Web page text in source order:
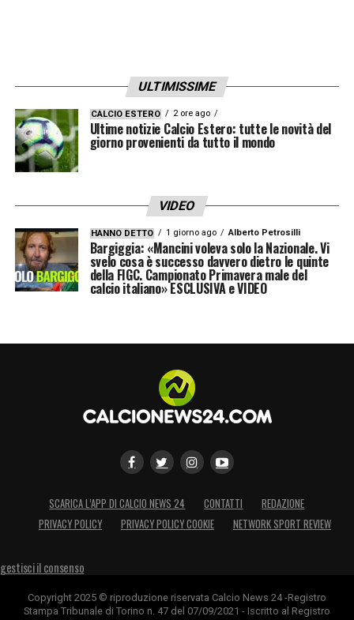
ULTIMISSIME
CALCIO ESTERO 2 ore ago
Ultime notizie Calcio Estero: tutte le novità del
giorno provenienti da tutto il mondo
VIDEO
HANNO DETTO 1 giorno ago Alberto Petrosilli
Bargiggia: «Mancini voleva solo la Nazionale. Vi
svelo cosa è successo davvero dietro le quinte
della FIGC. Campionato Primavera male del
calcio italiano» ESCLUSIVA e VIDEO
SCARICA L’APP DI CALCIO NEWS 24 CONTATTI
REDAZIONE
PRIVACY POLICY
PRIVACY POLICY COOKIE NETWORK SPORT REVIEW
gestisci il consenso
Copyright 2025 © riproduzione riservata Calcio News 24 -Registro
Stampa Tribunale di Torino n. 47 del 07/09/2021 - Iscritto al Registro